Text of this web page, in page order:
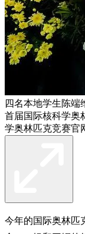
四名本地学生陈端
首届国际核科学奥
学奥林匹克竞赛官
今年的国际奥林匹